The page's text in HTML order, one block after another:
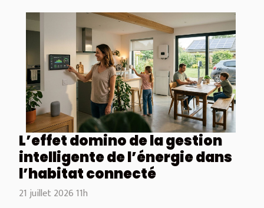
L’effet domino de la gestion
intelligente de l’énergie dans
l’habitat connecté
21 juillet 2026 11h